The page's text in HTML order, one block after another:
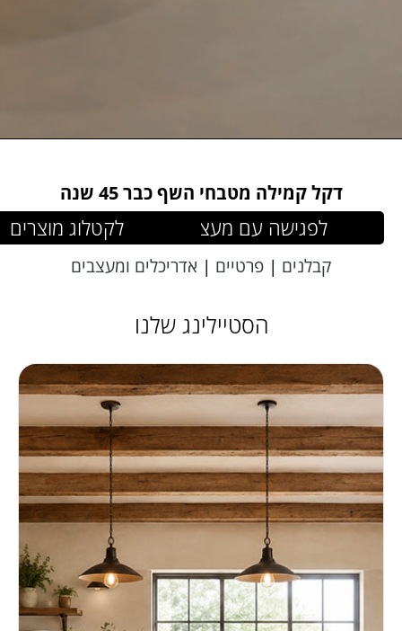
דקל קמילה מטבחי השף כבר 45 שנה
לפגישה עם מעצב.ת לקטלוג מוצרים
קבלנים | פרטיים | אדריכלים ומעצבים
הסטיילינג שלנו